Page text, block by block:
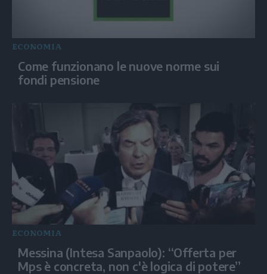
ECONOMIA
Come funzionano le nuove norme sui
fondi pensione
ECONOMIA
Messina (Intesa Sanpaolo): “Offerta per
Mps è concreta, non c'è logica di potere”